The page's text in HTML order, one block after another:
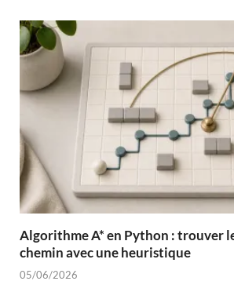
Algorithme A* en Python : trouver
chemin avec une heuristique
05/06/2026